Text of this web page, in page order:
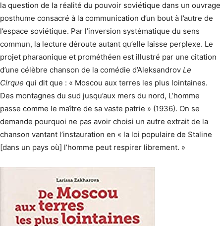
la question de la réalité du pouvoir soviétique dans un ouvrage
posthume consacré à la communication d’un bout à l’autre de
l’espace soviétique. Par l’inversion systématique du sens
commun, la lecture déroute autant qu’elle laisse perplexe. Le
projet pharaonique et prométhéen est illustré par une citation
d’une célèbre chanson de la comédie d’Aleksandrov Le
Cirque qui dit que : « Moscou aux terres les plus lointaines.
Des montagnes du sud jusqu’aux mers du nord, L’homme
passe comme le maître de sa vaste patrie » (1936). On se
demande pourquoi ne pas avoir choisi un autre extrait de la
chanson vantant l’instauration en « la loi populaire de Staline
[dans un pays où] l’homme peut respirer librement. »